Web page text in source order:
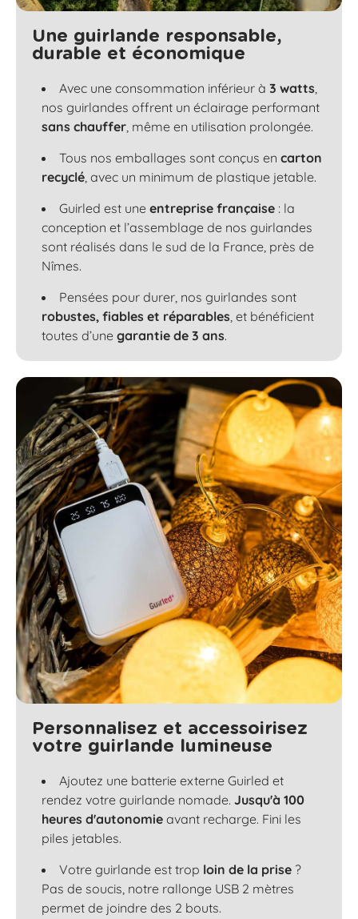
Une guirlande responsable,
durable et économique
Avec une consommation inférieur à 3 watts,
nos guirlandes offrent un éclairage performant
sans chauffer, même en utilisation prolongée.
Tous nos emballages sont conçus en carton
recyclé, avec un minimum de plastique jetable.
Guirled est une entreprise française : la
conception et l’assemblage de nos guirlandes
sont réalisés dans le sud de la France, près de
Nîmes.
Pensées pour durer, nos guirlandes sont
robustes, fiables et réparables, et bénéficient
toutes d’une garantie de 3 ans.
Personnalisez et accessoirisez
votre guirlande lumineuse
Ajoutez une batterie externe Guirled et
rendez votre guirlande nomade. Jusqu'à 100
heures d'autonomie avant recharge. Fini les
piles jetables.
Votre guirlande est trop loin de la prise ?
Pas de soucis, notre rallonge USB 2 mètres
permet de joindre des 2 bouts.